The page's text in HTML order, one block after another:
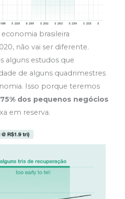
economia brasileira
não vai ser diferente.
alguns estudos que
de alguns quadrimestres
Isso porque teremos
75% dos pequenos negócios
em reserva.